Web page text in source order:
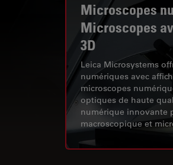
Microscopes
Microscopes
3D
Leica Microsystems
numériques avec
microscopes
optiques de haute
numérique innovante
macroscopique et